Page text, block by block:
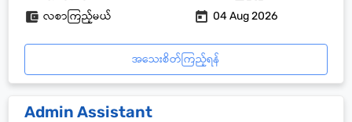
လစာကြည့်မယ် 04 Aug 2026
အသေးစိတ်ကြည့်ရန်
Admin Assistant